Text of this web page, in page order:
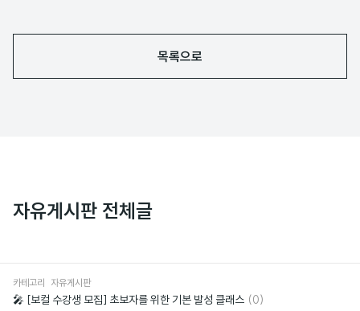
목록으로
자유게시판 전체글
카테고리 자유게시판
🎤 [보컬 수강생 모집] 초보자를 위한 기본 발성 클래스 댓
(0)